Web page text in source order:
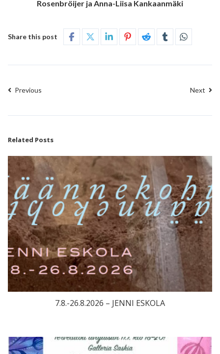
Rosenbröijer ja Anna-Liisa Kankaanmäki
Share this post
Previous Next
Related Posts
7.8.-26.8.2026 – JENNI ESKOLA